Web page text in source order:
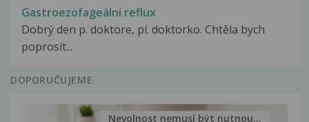
Gastroezofageální reflux
Dobrý den p. doktore, pí. doktorko. Chtěla bych
poprosit...
DOPORUČUJEME
Nevolnost nemusí být nutnou...